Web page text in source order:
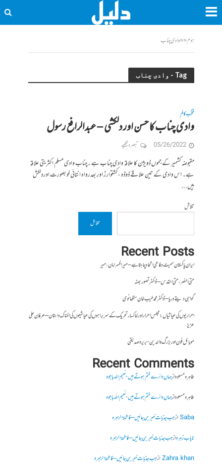
ہوم<<وادی چناب
Tag - وادی چناب
منتخب کالم
وادی چناب کا حسن اور دلکشی – عبدالرافع رسول
05/26/2022 تبصرہ لکھیے
مقبوضہ کشمیر کے جموں ڈویژن کا علاقہ وادی چناب ہے ۔چناب وادی مسلم اکثریتی علاقہ
ہے۔ اس وادی کے تین علاقے ڈوڈہ ،کشتوارڑ اور بھدرواہ انتائی خوبصورت اوردلکش
ہیں...
تلاش
تلاش
Recent Posts
ایران پاکستان سمیت دفاعی اتحاد چاہتا ہے – میر افسر امان،میر
حتی النصر ، حتی القدس – ڈاکٹر تصور بھٹہ
گواہی دیتے دریا – ڈاکٹر محمد طیب خان سنگھانوی
احراریوں کی عیاشیاں : مجلس احرار اور خاکسار تحریک کے سربراہوں کی عیاشیوں کی المناک داستان – عرفان علی
عزیز
موبائل فون اور بزرگ والدین- بریرہ صدیقی
Recent Comments
طاہرہ مسعودازجہاں دائرے ختم ہوتے ہیں- نعیم اللہ باجوہ
طاہرہ مسعودازجہاں دائرے ختم ہوتے ہیں- نعیم اللہ باجوہ
Sabaازجب جذبات خبر بن جائیں – فاطمۃالزہرہ
نایاب زہرہازجب جذبات خبر بن جائیں – فاطمۃالزہرہ
Zahra khanازجب جذبات خبر بن جائیں – فاطمۃالزہرہ